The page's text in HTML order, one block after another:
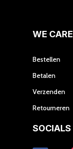
WE CARE
Bestellen
Betalen
Verzenden
Retourneren
SOCIALS